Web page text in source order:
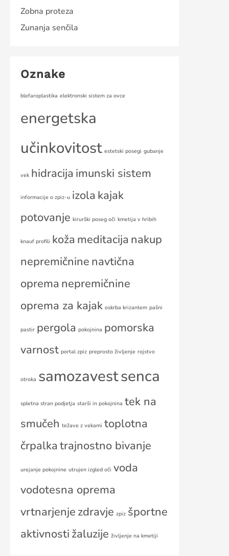
Zobna proteza
Zunanja senčila
Oznake
blefaroplastika elektronski sistem za ovce
energetska
učinkovitost estetski posegi gubanje
vek hidracija imunski sistem
informacije o zpiz-u izola kajak
potovanje kirurški poseg oči kmetija v hribih
knauf profili koža meditacija nakup
nepremičnine navtična
oprema nepremičnine
oprema za kajak oskrba krizantem pašni
pastir pergola pokojnina pomorska
varnost portal zpiz preprosto življenje rojstvo
otroka samozavestsenca
spletna stran podjetja starši in pokojnina tek na
smučeh težave z vekami toplotna
črpalka trajnostno bivanje
urejanje pokojnine utrujen izgled oči voda
vodotesna oprema
vrtnarjenje zdravje zpiz športne
aktivnosti žaluzije življenje na kmetiji